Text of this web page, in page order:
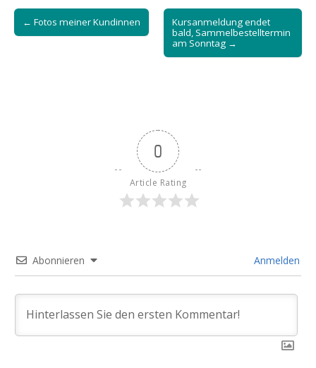
Post
navigation
← Fotos meiner Kundinnen
Kursanmeldung endet
bald, Sammelbestelltermin
am Sonntag →
0
Article Rating
Abonnieren Anmelden